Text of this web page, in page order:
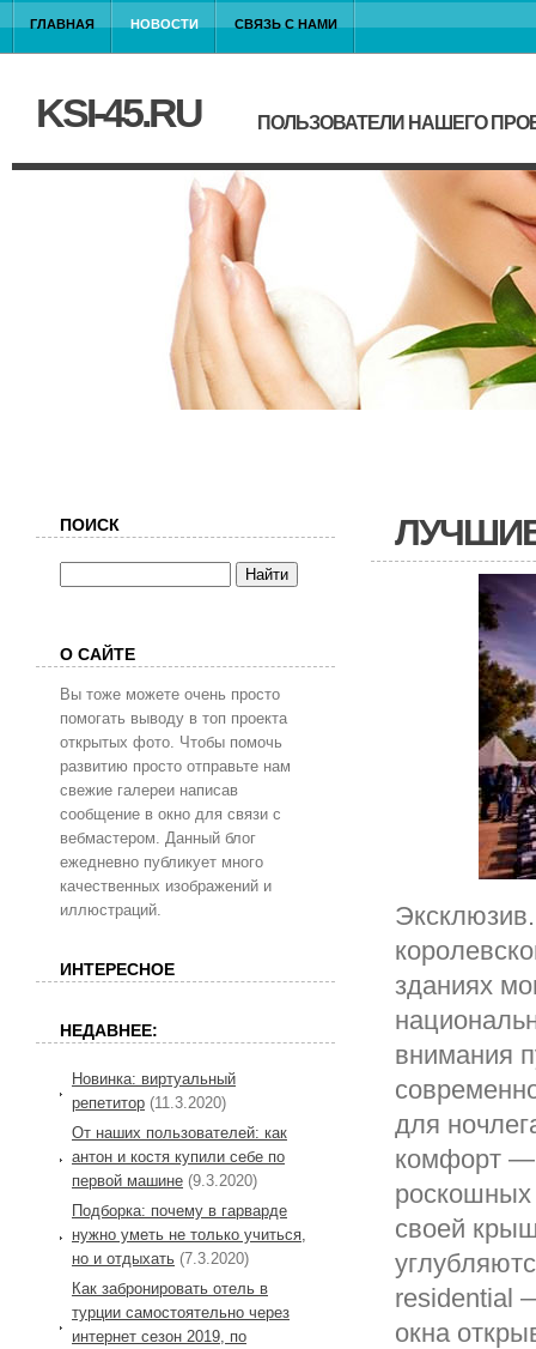
ГЛАВНАЯ НОВОСТИ СВЯЗЬ С НАМИ
KSI-45.RU ПОЛЬЗОВАТЕЛИ НАШЕГО
зданиях
внимания
для
комфорт —
роскошных
своей
residential
окна
ПОИСК
О САЙТЕ
Вы тоже можете очень просто
помогать выводу в топ проекта
открытых фото. Чтобы помочь
развитию просто отправьте нам
свежие галереи написав
сообщение в окно для связи с
вебмастером. Данный блог
ежедневно публикует много
качественных изображений и
иллюстраций.
ИНТЕРЕСНОЕ
НЕДАВНЕЕ:
Новинка: виртуальный
репетитор (11.3.2020)
От наших пользователей: как
антон и костя купили себе по
первой машине (9.3.2020)
Подборка: почему в гарварде
нужно уметь не только учиться,
но и отдыхать (7.3.2020)
Как забронировать отель в
турции самостоятельно через
интернет сезон 2019, по